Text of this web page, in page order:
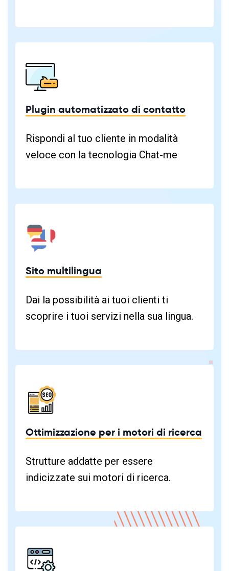
Plugin automatizzato di contatto
Rispondi al tuo cliente in modalità
veloce con la tecnologia Chat-me
Sito multilingua
Dai la possibilità ai tuoi clienti ti
scoprire i tuoi servizi nella sua lingua.
Ottimizzazione per i motori di ricerca
Strutture addatte per essere
indicizzate sui motori di ricerca.